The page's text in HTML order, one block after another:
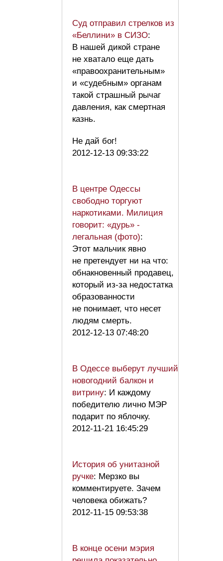
Суд отправил стрелков из
«Беллини» в СИЗО:
В нашей дикой стране
не хватало еще дать
«правоохранительным»
и «судебным» органам
такой страшный рычаг
давления, как смертная
казнь.
Не дай бог!
2012-12-13 09:33:22
В центре Одессы
свободно торгуют
наркотиками. Милиция
говорит: «дурь» -
легальная (фото):
Этот мальчик явно
не претендует ни на что:
обнакновенный продавец,
который из-за недостатка
образованности
не понимает, что несет
людям смерть.
2012-12-13 07:48:20
В Одессе выберут лучший
новогодний балкон и
витрину: И каждому
победителю лично МЭР
подарит по яблочку.
2012-11-21 16:45:29
История об унитазной
ручке: Мерзко вы
комментируете. Зачем
человека обижать?
2012-11-15 09:53:38
В конце осени мэрия